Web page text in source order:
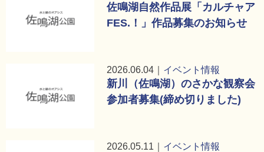
佐鳴湖自然作品展「カルチャア
FES.！」作品募集のお知らせ
2026.06.04｜ イベント情報
新川（佐鳴湖）のさかな観察会
参加者募集(締め切りました)
2026.05.11｜ イベント情報